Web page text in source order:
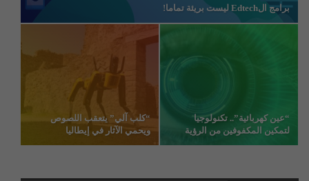
برامج الEdtech ليست بريئة تماما!
“عين كهربائية”.. تكنولوجيا
لتمكين المكفوفين من الرؤية
“كلب آلي” يتعقب اللصوص
ويحمي الآثار في إيطاليا